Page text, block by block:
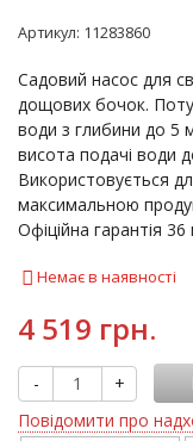
Артикул: 11283860
Садовий насос для
дощових бочок.
води з глибини до 5
висота подачі води
Використовується
максимальною
Офіційна гарантія 36
Немає в наявності
4 519 грн.
- +
Повідомити про